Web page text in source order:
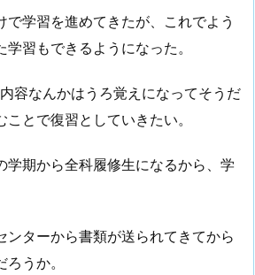
で学習を進めてきたが、これでよう
習もできるようになった。
容なんかはうろ覚えになってそうだ
とで復習としていきたい。
学期から全科履修生になるから、学
ンターから書類が送られてきてから
うか。